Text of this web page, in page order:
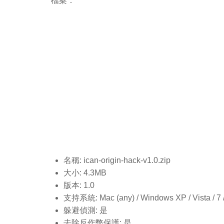
名稱: ican-origin-hack-v1.0.zip
大小: 4.3MB
版本: 1.0
支持系統: Mac (any) / Windows XP / Vista / 7
躲避偵測: 是